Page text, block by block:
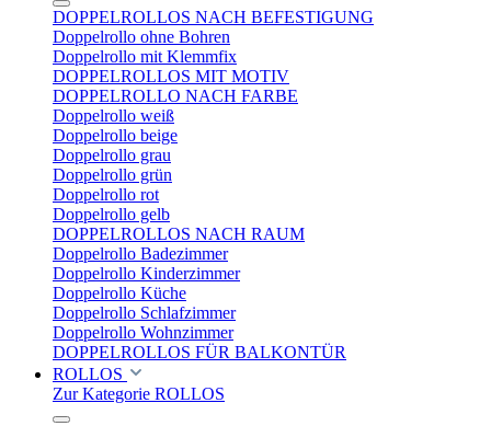
DOPPELROLLOS NACH BEFESTIGUNG
Doppelrollo ohne Bohren
Doppelrollo mit Klemmfix
DOPPELROLLOS MIT MOTIV
DOPPELROLLO NACH FARBE
Doppelrollo weiß
Doppelrollo beige
Doppelrollo grau
Doppelrollo grün
Doppelrollo rot
Doppelrollo gelb
DOPPELROLLOS NACH RAUM
Doppelrollo Badezimmer
Doppelrollo Kinderzimmer
Doppelrollo Küche
Doppelrollo Schlafzimmer
Doppelrollo Wohnzimmer
DOPPELROLLOS FÜR BALKONTÜR
ROLLOS
Zur Kategorie ROLLOS